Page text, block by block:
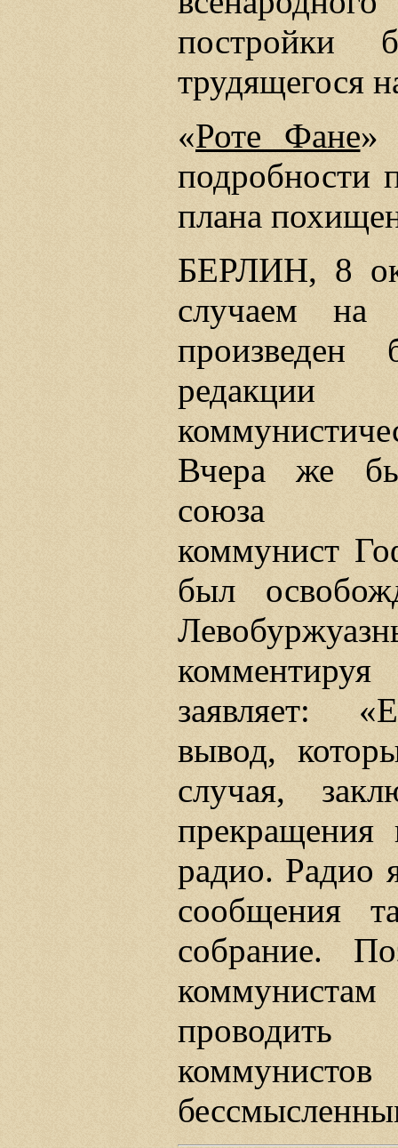
постройки
трудящегося
«Роте Фане»
подробности
плана
БЕРЛИН, 8
случаем на
произведен
редакции
Вчера же
союза
коммунист
был
заявляет:
вывод,
случая,
прекращения
радио. Радио
сообщения
собрание.
коммунистам